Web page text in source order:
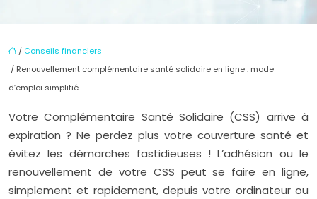
/ Conseils financiers
/ Renouvellement complémentaire santé solidaire en ligne : mode
d’emploi simplifié
Votre Complémentaire Santé Solidaire (CSS) arrive à
expiration ? Ne perdez plus votre couverture santé et
évitez les démarches fastidieuses ! L’adhésion ou le
renouvellement de votre CSS peut se faire en ligne,
simplement et rapidement, depuis votre ordinateur ou